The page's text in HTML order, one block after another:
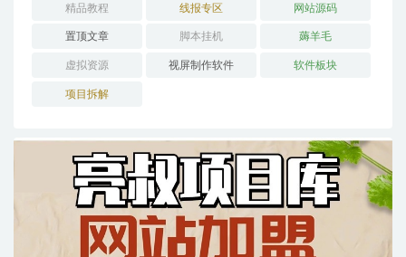
精品教程 线报专区 网站源码
置顶文章 脚本挂机 薅羊毛
虚拟资源 视屏制作软件 软件板块
项目拆解